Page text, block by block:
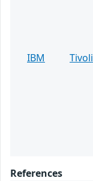
IBM
Tivoli
References